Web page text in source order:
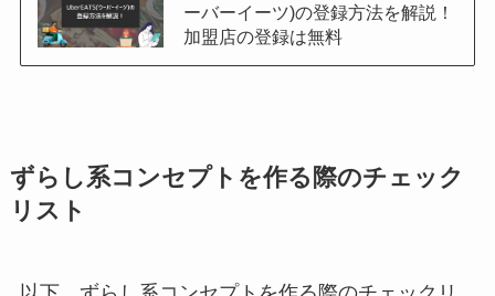
ーバーイーツ)の登録方法を解説！
加盟店の登録は無料
ずらし系コンセプトを作る際のチェック
リスト